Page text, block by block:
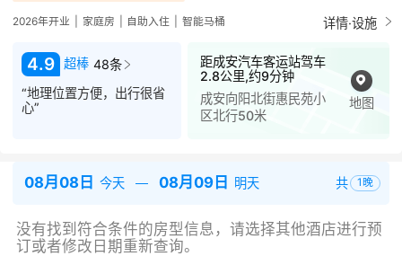
2026年开业 家庭房 自助入住 智能马桶 详情·设施
4.9 超棒 48条
“地理位置方便，出行很省
心”
距成安汽车客运站驾车
2.8公里,约9分钟
成安向阳北街惠民苑小
区北行50米
地图
08月08日 今天 08月09日 明天 共 1 晚
没有找到符合条件的房型信息，请选择其他酒店进行预
订或者修改日期重新查询。